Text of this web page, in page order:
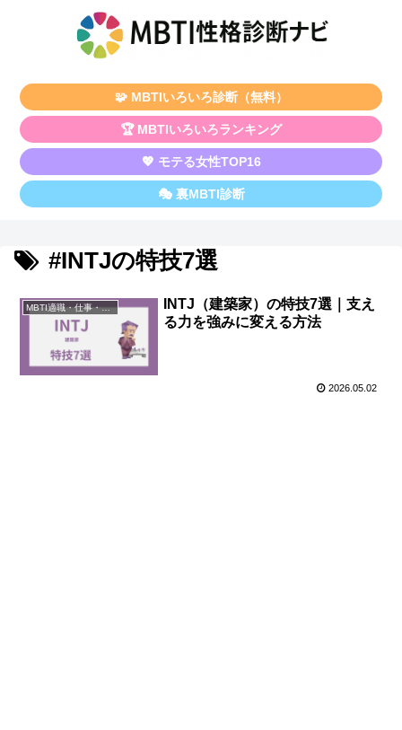
🧩 MBTIいろいろ診断（無料）
🏆 MBTIいろいろランキング
💖 モテる女性TOP16
🎭 裏MBTI診断
#INTJの特技7選
MBTI適職・仕事・資格
INTJ（建築家）の特技7選｜支え
る力を強みに変える方法
2026.05.02